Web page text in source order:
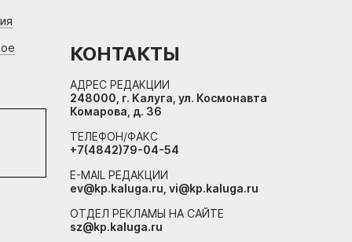
КОНТАКТЫ
АДРЕС РЕДАКЦИИ
248000, г. Калуга, ул. Космонавта
Комарова, д. 36
ТЕЛЕФОН/ФАКС
+7(4842)79-04-54
E-MAIL РЕДАКЦИИ
ev@kp.kaluga.ru, vi@kp.kaluga.ru
ОТДЕЛ РЕКЛАМЫ НА САЙТЕ
sz@kp.kaluga.ru